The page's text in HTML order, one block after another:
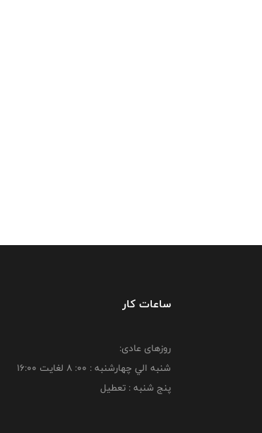
ساعات کار
روزهای عادی:
شنبه الي چهارشنبه : 00: 8 لغايت 16:00
پنج شنبه : تعطیل